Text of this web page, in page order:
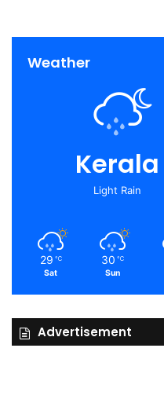
Weather
Kerala
Light Rain
29 ℃
Sat
30 ℃
Sun
Advertisement